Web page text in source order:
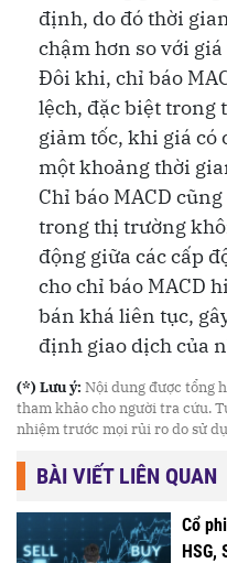
định, do đó thời
chậm hơn so với giá
Đôi khi, chỉ báo
lệch, đặc biệt trong
giảm tốc, khi giá
một khoảng thời
Chỉ báo MACD
trong thị trường
động giữa các cấp
cho chỉ báo MACD
bán khá liên tục,
định giao dịch của
(*) Lưu ý: Nội dung được tổng
tham khảo cho người tra cứu.
nhiệm trước mọi rủi ro do sử
BÀI VIẾT LIÊN QUAN
Cổ
HSG,